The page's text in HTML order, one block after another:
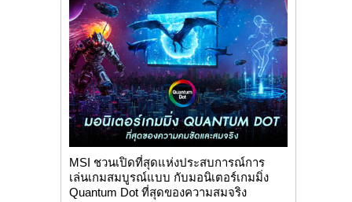
MSI ชวนเปิดที่สุดแห่งประสบการณ์การ
เล่นเกมสมบูรณ์แบบ กับมอนิเตอร์เกมมิ่ง
Quantum Dot ที่สุดของความสมจริง